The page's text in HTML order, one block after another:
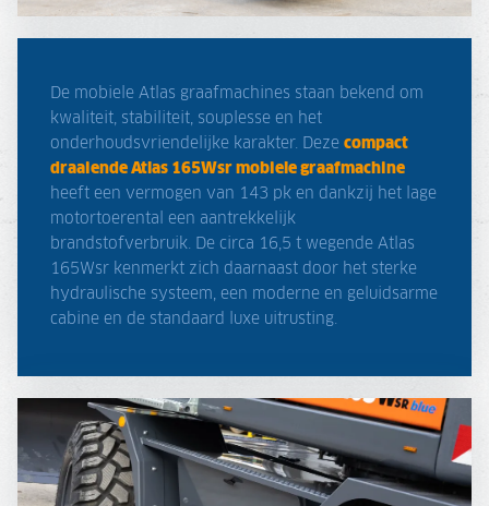
De mobiele Atlas graafmachines staan bekend om
kwaliteit, stabiliteit, souplesse en het
onderhoudsvriendelijke karakter. Deze compact
draaiende Atlas 165Wsr mobiele graafmachine
heeft een vermogen van 143 pk en dankzij het lage
motortoerental een aantrekkelijk
brandstofverbruik. De circa 16,5 t wegende Atlas
165Wsr kenmerkt zich daarnaast door het sterke
hydraulische systeem, een moderne en geluidsarme
cabine en de standaard luxe uitrusting.